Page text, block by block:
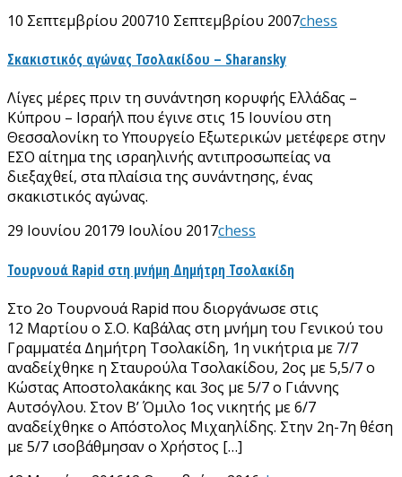
10 Σεπτεμβρίου 200710 Σεπτεμβρίου 2007chess
Σκακιστικός αγώνας Τσολακίδου – Sharansky
Λίγες μέρες πριν τη συνάντηση κορυφής Ελλάδας –
Κύπρου – Ισραήλ που έγινε στις 15 Ιουνίου στη
Θεσσαλονίκη το Υπουργείο Εξωτερικών μετέφερε στην
ΕΣΟ αίτημα της ισραηλινής αντιπροσωπείας να
διεξαχθεί, στα πλαίσια της συνάντησης, ένας
σκακιστικός αγώνας.
29 Ιουνίου 20179 Ιουλίου 2017chess
Τουρνουά Rapid στη μνήμη Δημήτρη Τσολακίδη
Στο 2ο Tουρνουά Rapid που διοργάνωσε στις
12 Μαρτίου ο Σ.Ο. Καβάλας στη μνήμη του Γενικού του
Γραμματέα Δημήτρη Τσολακίδη, 1η νικήτρια με 7/7
αναδείχθηκε η Σταυρούλα Τσολακίδου, 2ος με 5,5/7 ο
Κώστας Αποστολακάκης και 3ος με 5/7 ο Γιάννης
Αυτσόγλου. Στον Β’ Όμιλο 1ος νικητής με 6/7
αναδείχθηκε ο Απόστολος Μιχαηλίδης. Στην 2η-7η θέση
με 5/7 ισοβάθμησαν ο Χρήστος […]